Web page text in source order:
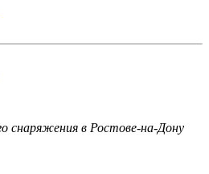
снаряжения в Ростове-на-Дону